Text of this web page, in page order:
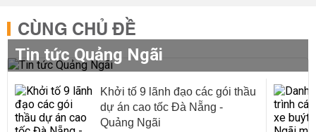
CÙNG CHỦ ĐỀ
Tin tức Quảng Ngãi
Khởi tố 9 lãnh đạo các gói thầu
dự án cao tốc Đà Nẵng -
Quảng Ngãi